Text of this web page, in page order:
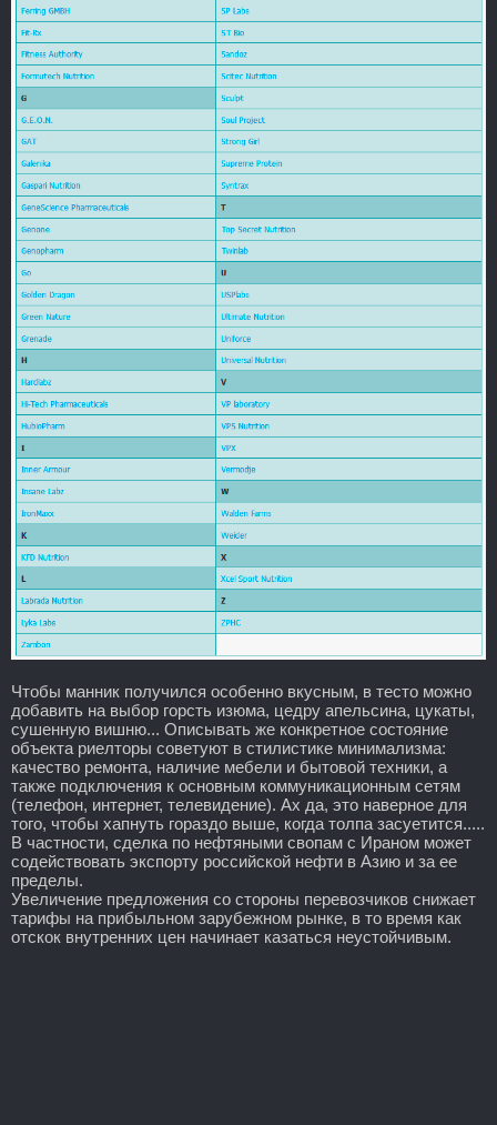
Чтобы манник получился особенно вкусным, в тесто можно
добавить на выбор горсть изюма, цедру апельсина, цукаты,
сушенную вишню... Описывать же конкретное состояние
объекта риелторы советуют в стилистике минимализма:
качество ремонта, наличие мебели и бытовой техники, а
также подключения к основным коммуникационным сетям
(телефон, интернет, телевидение). Ах да, это наверное для
того, чтобы хапнуть гораздо выше, когда толпа засуетится.....
В частности, сделка по нефтяными свопам с Ираном может
содействовать экспорту российской нефти в Азию и за ее
пределы.
Увеличение предложения со стороны перевозчиков снижает
тарифы на прибыльном зарубежном рынке, в то время как
отскок внутренних цен начинает казаться неустойчивым.